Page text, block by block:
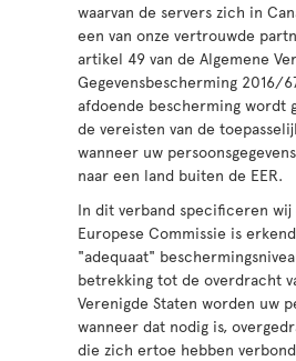
waarvan de servers zich in
een van onze vertrouwde
artikel 49 van de Algemene
Gegevensbescherming 2016/
afdoende bescherming wordt
de vereisten van de
wanneer uw
naar een land buiten de EER.
In dit verband specificeren wij
Europese Commissie is
"adequaat"
betrekking tot de overdracht
Verenigde Staten worden uw
wanneer dat nodig is,
die zich ertoe hebben